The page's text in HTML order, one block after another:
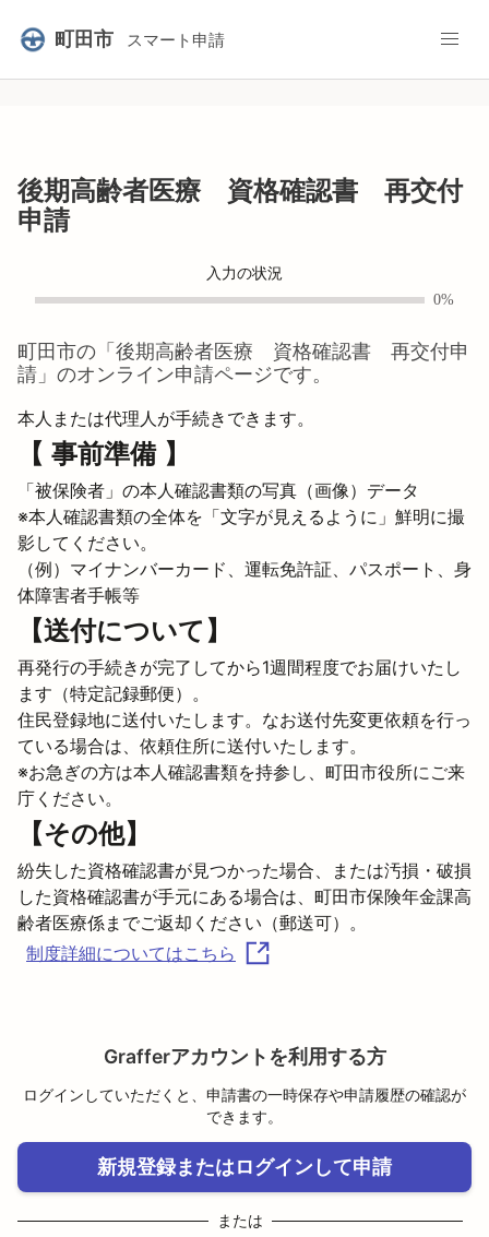
町田市 スマート申請
後期高齢者医療 資格確認書 再交付
申請
入力の状況
0%
町田市の「 後期高齢者医療 資格確認書 再交付申
請 」のオンライン申請ページです。
本人または代理人が手続きできます。
【 事前準備 】
「被保険者」の本人確認書類の写真（画像）データ
※本人確認書類の全体を「文字が見えるように」鮮明に撮
影してください。
（例）マイナンバーカード、運転免許証、パスポート、身
体障害者手帳等
【送付について】
再発行の手続きが完了してから1週間程度でお届けいたし
ます（特定記録郵便）。
住民登録地に送付いたします。なお送付先変更依頼を行っ
ている場合は、依頼住所に送付いたします。
※お急ぎの方は本人確認書類を持参し、町田市役所にご来
庁ください。
【その他】
紛失した資格確認書が見つかった場合、または汚損・破損
した資格確認書が手元にある場合は、町田市保険年金課高
齢者医療係までご返却ください（郵送可）。
制度詳細についてはこちら
Grafferアカウントを利用する方
ログインしていただくと、申請書の一時保存や申請履歴の確認が
できます。
新規登録またはログインして申請
または